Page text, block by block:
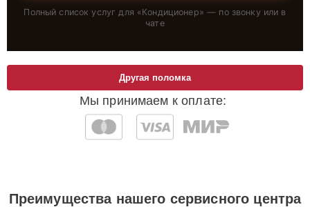
Полный список услуг для «Кондиционер» — по звонку или в
чате
Мы принимаем к оплате:
Другая поломка
Преимущества нашего сервисного центра